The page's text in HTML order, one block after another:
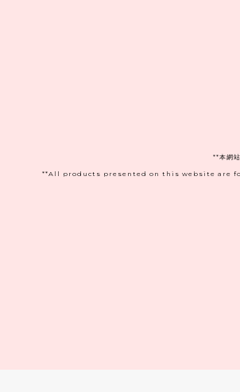
**本網
**All products presented on this website are